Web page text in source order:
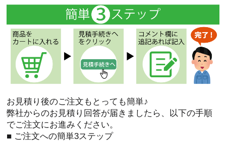
お見積り後のご注文もとっても簡単♪
弊社からのお見積り回答が届きましたら、以下の手順
でご注文にお進みください。
■ ご注文への簡単3ステップ